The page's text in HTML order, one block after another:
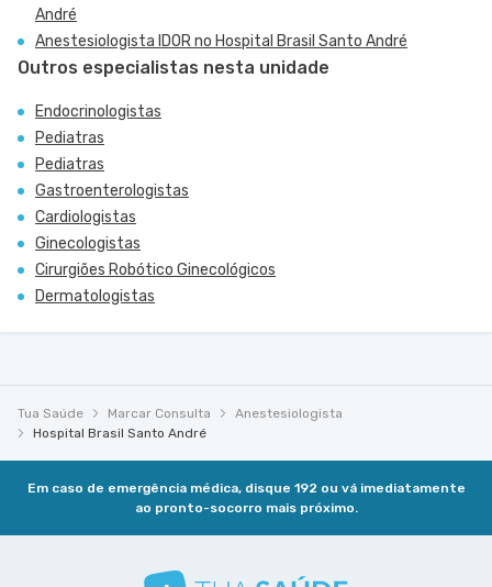
André
Anestesiologista IDOR no Hospital Brasil Santo André
Outros especialistas nesta unidade
Endocrinologistas
Pediatras
Pediatras
Gastroenterologistas
Cardiologistas
Ginecologistas
Cirurgiões Robótico Ginecológicos
Dermatologistas
Tua Saúde Marcar Consulta
Anestesiologista
Hospital Brasil Santo André
Em caso de emergência médica, disque 192 ou vá imediatamente
ao pronto-socorro mais próximo.